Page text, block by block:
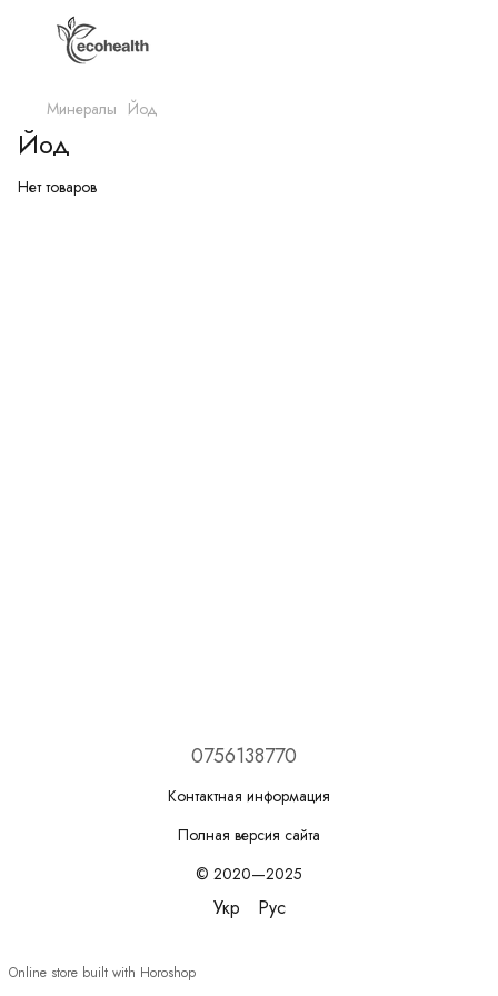
Минералы Йод
Йод
Нет товаров
0756138770
Контактная информация
Полная версия сайта
© 2020—2025
Укр Рус
Online store built with Horoshop